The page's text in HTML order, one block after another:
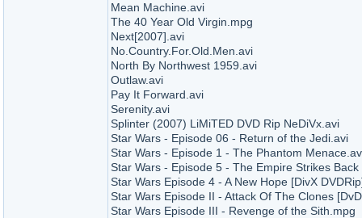
Mean Machine.avi
The 40 Year Old Virgin.mpg
Next[2007].avi
No.Country.For.Old.Men.avi
North By Northwest 1959.avi
Outlaw.avi
Pay It Forward.avi
Serenity.avi
Splinter (2007) LiMiTED DVD Rip NeDiVx.avi
Star Wars - Episode 06 - Return of the Jedi.avi
Star Wars - Episode 1 - The Phantom
Star Wars - Episode 5 - The Empire Strikes
Star Wars Episode 4 - A New Hope [DivX
Star Wars Episode II - Attack Of The Clones
Star Wars Episode III - Revenge of the Sith.mpg